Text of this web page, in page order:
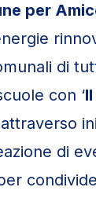
per
di
con ‘
di